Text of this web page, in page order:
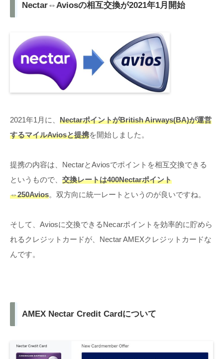
Nectar⇔Aviosの相互交換が2021年1月開始
2021年1月に、 NectarポイントがBritish Airways(BA)が運営
するマイルAviosと提携を開始しました。
提携の内容は、NectarとAviosでポイントを相互交換できる
というもので、 交換レートは400Nectarポイント
⇔250Avios。双方向に統一レートというのが良いですね。
そして、Aviosに交換できるNecarポイントを効率的に貯めら
れるクレジットカードが、Nectar AMEXクレジットカードな
んです。
AMEX Nectar Credit Cardについて